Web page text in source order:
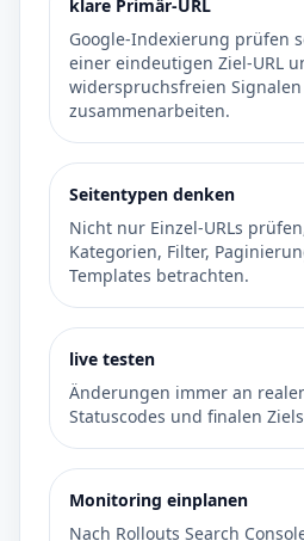
klare Primär-URL
Google-Indexierung prüfen
einer eindeutigen Ziel-URL
widerspruchsfreien Signalen
zusammenarbeiten.
Seitentypen denken
Nicht nur Einzel-URLs
Kategorien, Filter,
Templates betrachten.
live testen
Änderungen immer an
Statuscodes und finalen
Monitoring einplanen
Nach Rollouts Search